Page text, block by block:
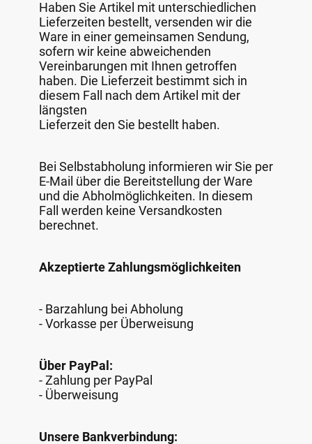
Haben Sie Artikel mit unterschiedlichen
Lieferzeiten bestellt, versenden wir die
Ware in einer gemeinsamen Sendung,
sofern wir keine abweichenden
Vereinbarungen mit Ihnen getroffen
haben. Die Lieferzeit bestimmt sich in
diesem Fall nach dem Artikel mit der
längsten
Lieferzeit den Sie bestellt haben.
Bei Selbstabholung informieren wir Sie per
E-Mail über die Bereitstellung der Ware
und die Abholmöglichkeiten. In diesem
Fall werden keine Versandkosten
berechnet.
Akzeptierte Zahlungsmöglichkeiten
- Barzahlung bei Abholung
- Vorkasse per Überweisung
Über PayPal:
- Zahlung per PayPal
- Überweisung
Unsere Bankverbindung: